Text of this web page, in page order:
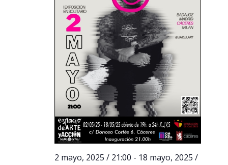
2 mayo, 2025 / 21:00 - 18 mayo, 2025 /